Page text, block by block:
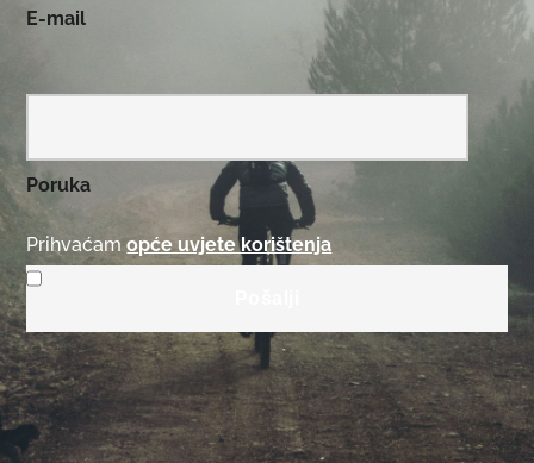
E-mail
Poruka
Prihvaćam opće uvjete korištenja